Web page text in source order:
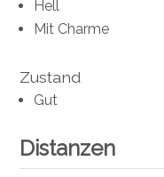
Hell
Mit Charme
Zustand
Gut
Distanzen